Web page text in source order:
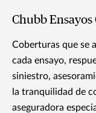
Chubb Ensayos
Coberturas que se
cada ensayo,
siniestro,
la tranquilidad de
aseguradora